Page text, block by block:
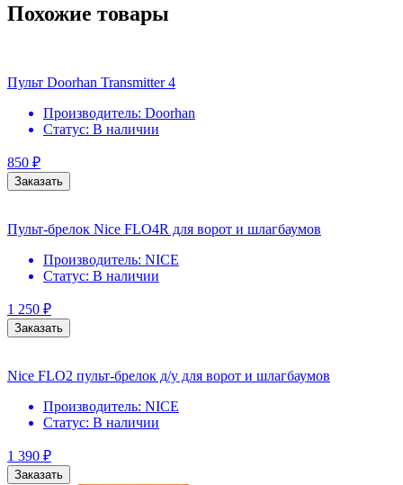
Похожие товары
Пульт Doorhan Transmitter 4
Производитель: Doorhan
Статус: В наличии
850 ₽
Заказать
Пульт-брелок Nice FLO4R для ворот и шлагбаумов
Производитель: NICE
Статус: В наличии
1 250 ₽
Заказать
Nice FLO2 пульт-брелок д/у для ворот и шлагбаумов
Производитель: NICE
Статус: В наличии
1 390 ₽
Заказать